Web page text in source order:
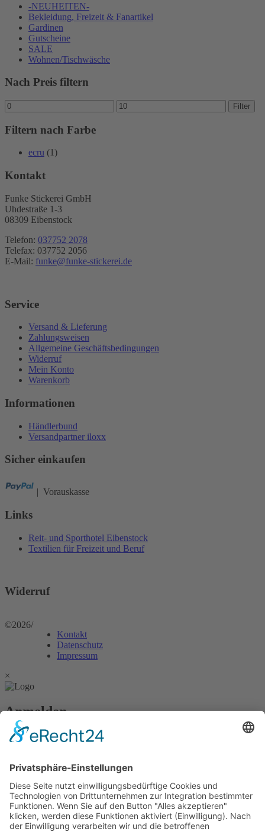
-NEUHEITEN-
Bekleidung, Freizeit & Fanartikel
Gardinen
Gutscheine
SALE
Wohnen/Tischwäsche
Nach Preis filtern
Min.
Preis
Max.
Preis
Filter
Filtern nach Farbe
ecru (1)
Kontakt
Funke Stickerei GmbH
Uhdestraße 1-3
08309 Eibenstock
Telefon: 037752 2078
Telefax: 037752 2056
E-Mail: funke@funke-stickerei.de
Service
Versand & Lieferung
Zahlungsweisen
Allgemeine Geschäftsbedingungen
Widerruf
Mein Konto
Warenkorb
Informationen
Händlerbund
Versandpartner iloxx
Sicher einkaufen
| Vorauskasse
Links
Reit- und Sporthotel Eibenstock
Textilien für Freizeit und Beruf
Widerruf
©2026/
Kontakt
Datenschutz
Impressum
×
Anmelden
Passwort vergessen?
Angemeldet bleiben
Anmelden